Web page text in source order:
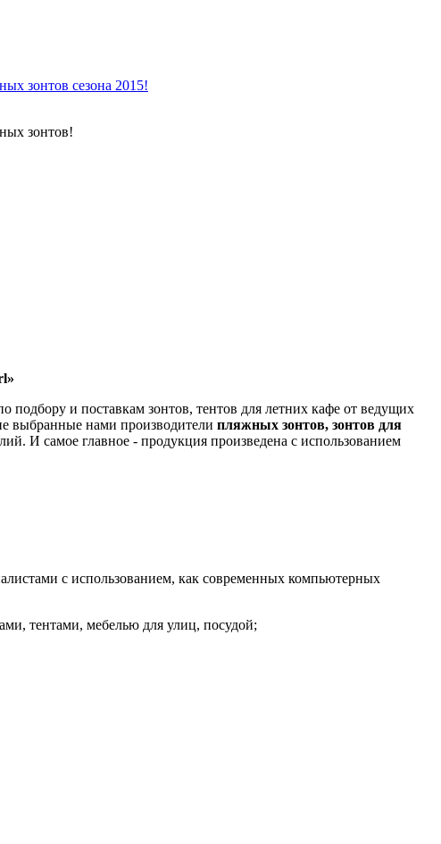
зонтов сезона 2015!
зонтов!
подбору и поставкам зонтов, тентов для летних кафе от ведущих
выбранные нами производители пляжных зонтов, зонтов для
И самое главное - продукция произведена с использованием
с использованием, как современных компьютерных
тентами, мебелью для улиц, посудой;